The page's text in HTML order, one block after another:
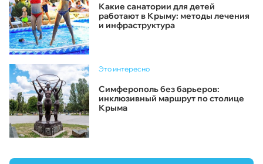
Какие санатории для детей
работают в Крыму: методы лечения
и инфраструктура
Это интересно
Симферополь без барьеров:
инклюзивный маршрут по столице
Крыма